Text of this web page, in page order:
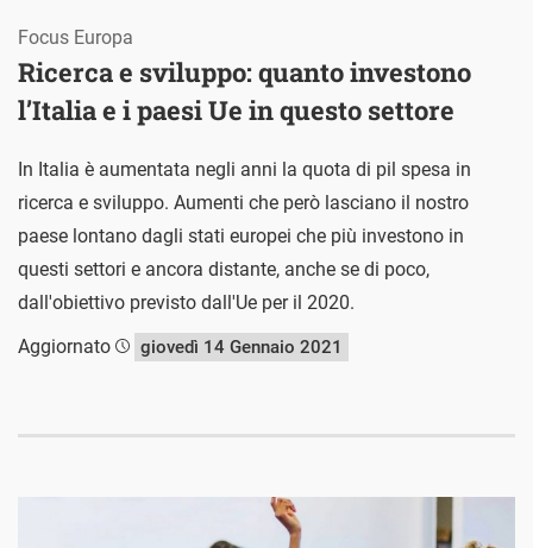
Ricerca e sviluppo: quanto investono
l’Italia e i paesi Ue in questo settore
Focus Europa
In Italia è aumentata negli anni la quota di pil spesa in
ricerca e sviluppo. Aumenti che però lasciano il nostro
paese lontano dagli stati europei che più investono in
questi settori e ancora distante, anche se di poco,
dall'obiettivo previsto dall'Ue per il 2020.
Aggiornato
giovedì 14 Gennaio 2021